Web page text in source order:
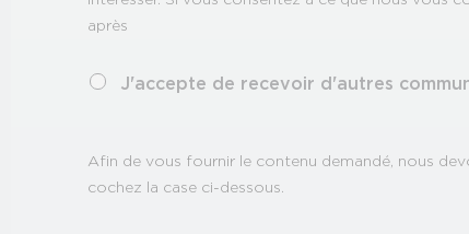
après
J'accepte de recevoir d'autres
Afin de vous fournir le contenu demandé, nous
cochez la case ci-dessous.